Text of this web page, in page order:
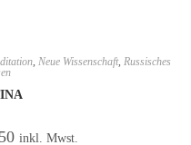
, Neue Wissenschaft, Russisches
inkl. Mwst.